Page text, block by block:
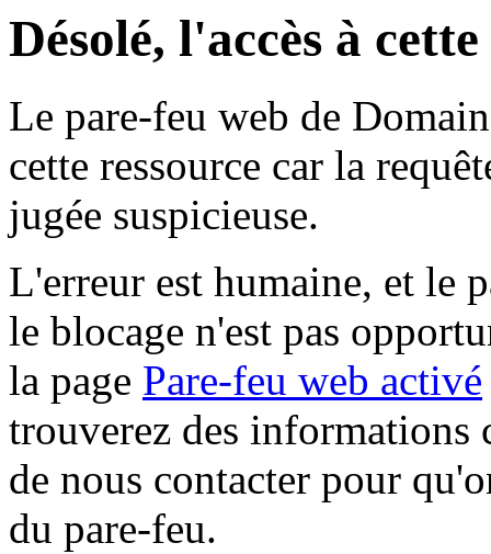
Désolé, l'accès à
Le pare-feu web de
cette ressource car la
jugée suspicieuse.
L'erreur est humaine, et le
le blocage n'est pas
la page Pare-feu web activé
trouverez des informations
de nous contacter pour
du pare-feu.